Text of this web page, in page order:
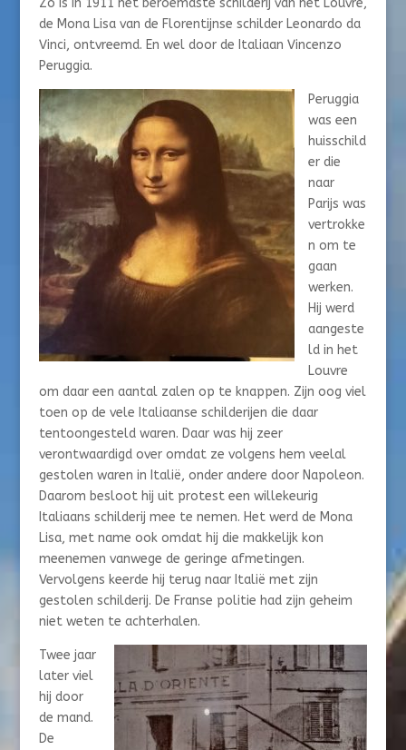
de Mona Lisa van de Florentijnse schilder Leonardo da
Vinci, ontvreemd. En wel door de Italiaan Vincenzo
Peruggia.
Peruggia
was een
huisschild
er die
naar
Parijs was
vertrokke
n om te
gaan
werken.
Hij werd
aangeste
ld in het
Louvre
om daar een aantal zalen op te knappen. Zijn oog viel
toen op de vele Italiaanse schilderijen die daar
tentoongesteld waren. Daar was hij zeer
verontwaardigd over omdat ze volgens hem veelal
gestolen waren in Italië, onder andere door Napoleon.
Daarom besloot hij uit protest een willekeurig
Italiaans schilderij mee te nemen. Het werd de Mona
Lisa, met name ook omdat hij die makkelijk kon
meenemen vanwege de geringe afmetingen.
Vervolgens keerde hij terug naar Italië met zijn
gestolen schilderij. De Franse politie had zijn geheim
niet weten te achterhalen.
Twee jaar
later viel
hij door
de mand.
De